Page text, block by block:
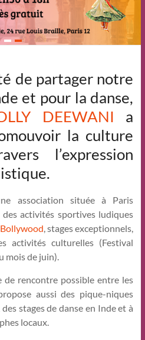
de partager notre
et pour la danse,
DEEWANI a
la culture
l’expression
association située à Paris
activités sportives ludiques
, stages exceptionnels,
activités culturelles (Festival
mois de juin).
de rencontre possible entre les
aussi des pique-niques
stages de danse en Inde et à
locaux.